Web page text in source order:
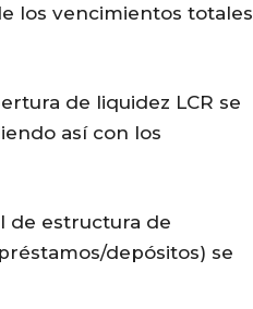
los vencimientos totales
de liquidez LCR se
así con los
de estructura de
depósitos) se